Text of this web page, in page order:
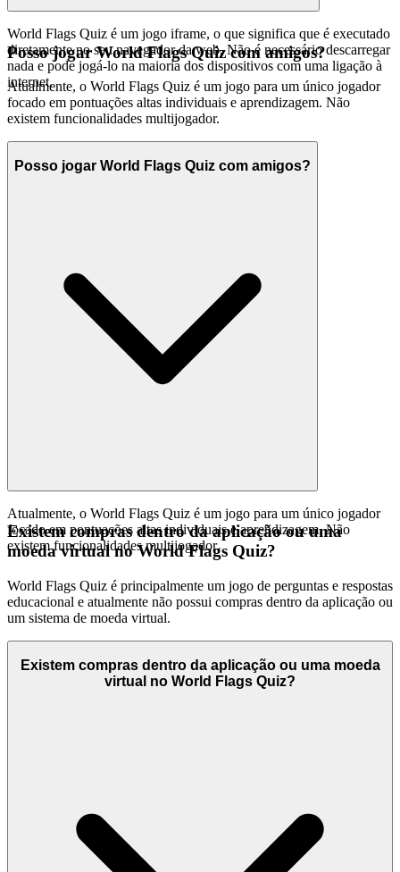
World Flags Quiz é um jogo iframe, o que significa que é executado
diretamente no seu navegador da web. Não é necessário descarregar
nada e pode jogá-lo na maioria dos dispositivos com uma ligação à
internet.
Posso jogar World Flags Quiz com amigos?
Atualmente, o World Flags Quiz é um jogo para um único jogador
focado em pontuações altas individuais e aprendizagem. Não
existem funcionalidades multijogador.
Posso jogar World Flags Quiz com amigos?
Atualmente, o World Flags Quiz é um jogo para um único jogador
focado em pontuações altas individuais e aprendizagem. Não
existem funcionalidades multijogador.
Existem compras dentro da aplicação ou uma
moeda virtual no World Flags Quiz?
World Flags Quiz é principalmente um jogo de perguntas e respostas
educacional e atualmente não possui compras dentro da aplicação ou
um sistema de moeda virtual.
Existem compras dentro da aplicação ou uma moeda
virtual no World Flags Quiz?